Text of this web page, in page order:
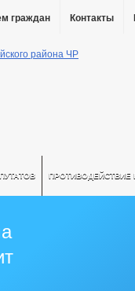
граждан Контакты
ПРОТИВОДЕЙСТВИЕ